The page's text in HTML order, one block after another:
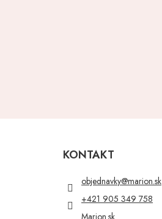
KONTAKT
objednavky@marion.sk
+421 905 349 758
Marion.sk